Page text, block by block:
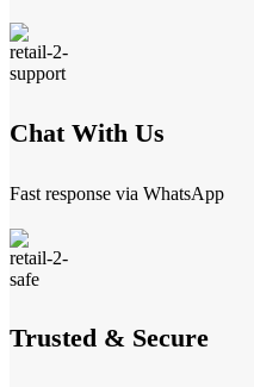
Chat With Us
Fast response via WhatsApp
Trusted & Secure